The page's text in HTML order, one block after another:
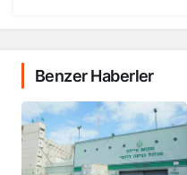
Benzer Haberler